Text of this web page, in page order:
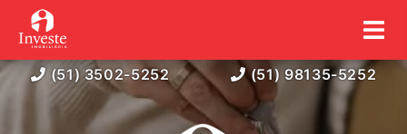
(51) 3502-5252 (51) 98135-5252